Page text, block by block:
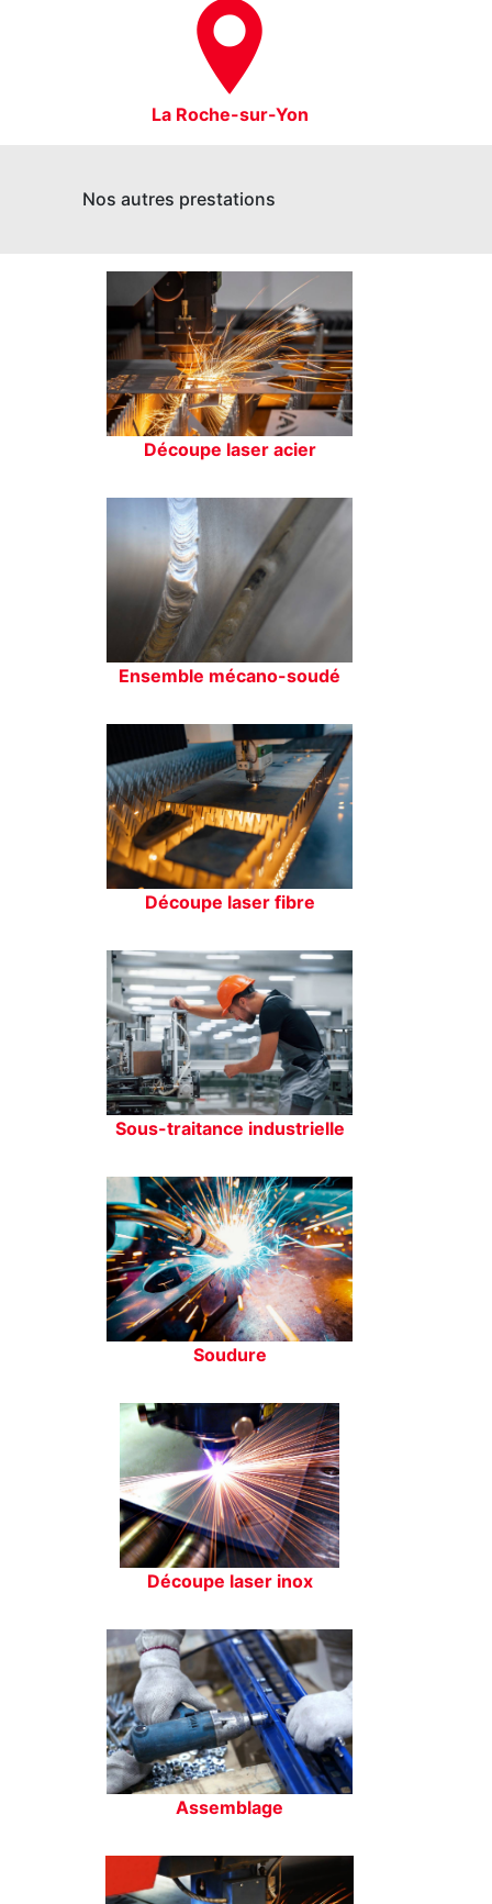
La Roche-sur-Yon
Nos autres prestations
Découpe laser acier
Ensemble mécano-soudé
Découpe laser fibre
Sous-traitance industrielle
Soudure
Découpe laser inox
Assemblage